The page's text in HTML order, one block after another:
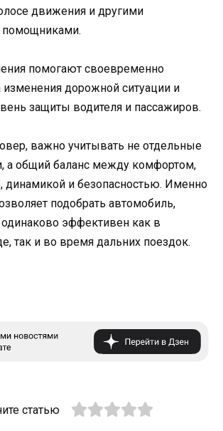
движения и другими
помогают своевременно
изменения дорожной ситуации и
защиты водителя и пассажиров.
важно учитывать не отдельные
а общий баланс между комфортом,
динамикой и безопасностью. Именно
подобрать автомобиль,
эффективен как в
так и во время дальних поездок.
статью